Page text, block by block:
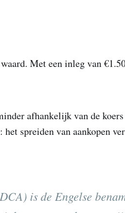
Met een inleg van
afhankelijk van de
spreiden van aankopen
is de Engelse